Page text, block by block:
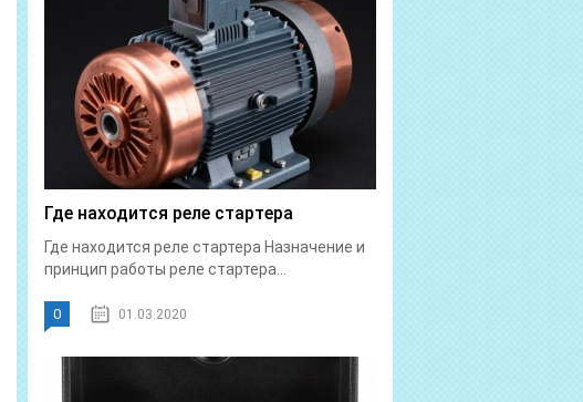
Где находится реле стартера
Где находится реле стартера Назначение и
принцип работы реле стартера...
0 01.03.2020